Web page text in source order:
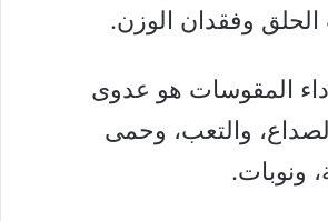
الحلق وفقدان الوزن.
داء المقوسات هو عدوى
والتعب، وحمى
ونوبات.